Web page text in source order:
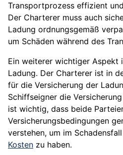
Transportprozess effizient
Der Charterer muss auch
Ladung ordnungsgemäß
um Schäden während des
Ein weiterer wichtiger Aspekt
Ladung. Der Charterer ist in
für die Versicherung der
Schiffseigner die
ist wichtig, dass beide
Versicherungsbedingungen
verstehen, um im
Kosten zu haben.